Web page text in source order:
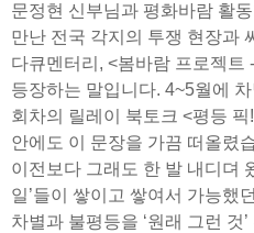
문정현 신부님과 평화바람 활
만난 전국 각지의 투쟁 현장과
다큐멘터리, <봄바람 프로젝트
등장하는 말입니다. 4~5월에
회차의 릴레이 북토크 <평등
안에도 이 문장을 가끔 떠올렸
이전보다 그래도 한 발 내디뎌
일’들이 쌓이고 쌓여서 가능했
차별과 불평등을 ‘원래 그런 것